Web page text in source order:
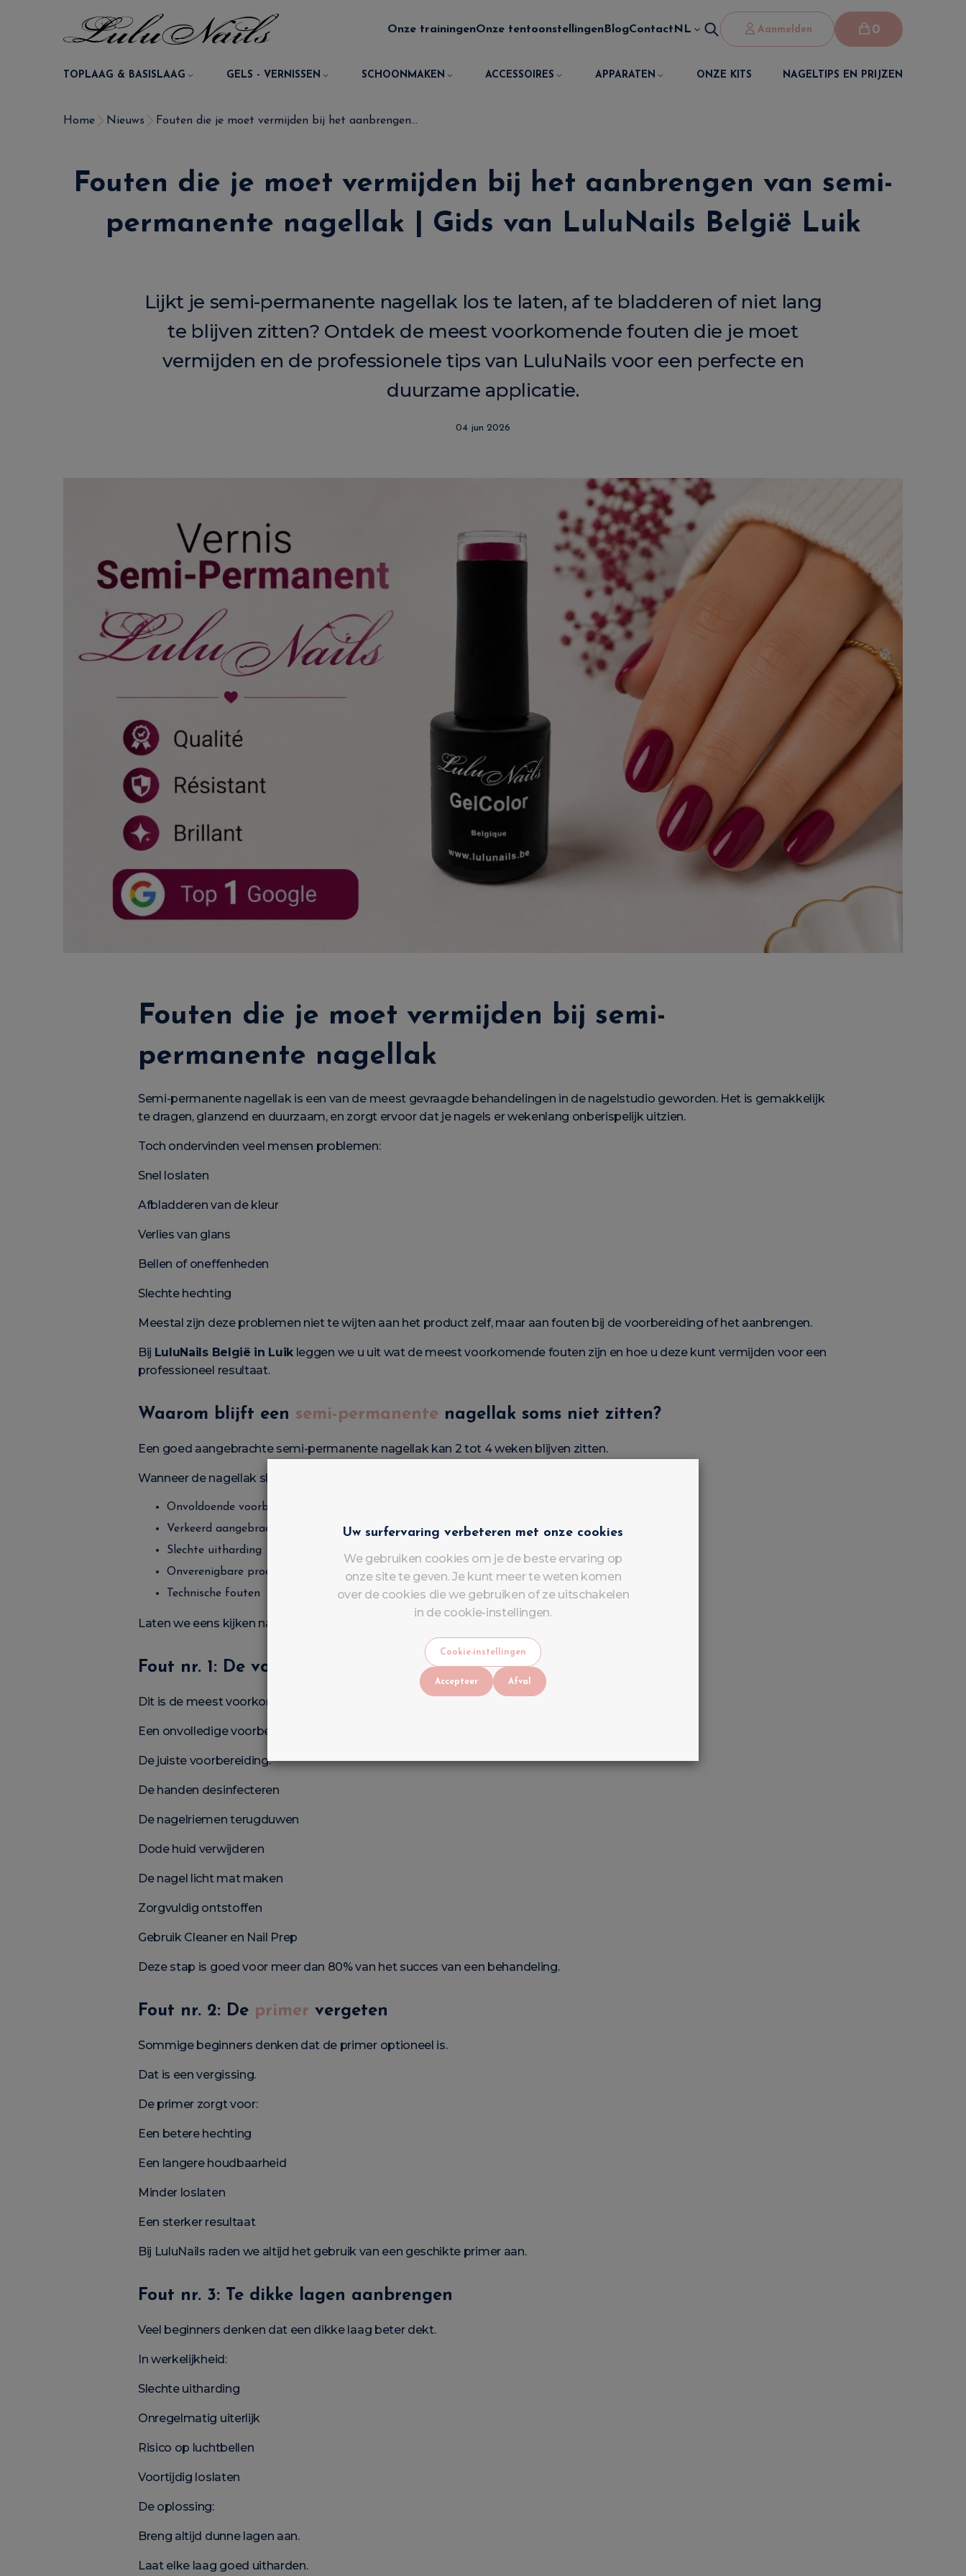
Onze trainingenOnze tentoonstellingen BlogContact NL Aanmelden 0
TOPLAAG & BASISLAAG GELS - VERNISSEN SCHOONMAKEN ACCESSOIRES APPARATEN ONZE KITS NAGELTIPS EN PRIJZEN
Home Nieuws Fouten die je moet vermijden bij het aanbrengen...
Fouten die je moet vermijden bij het aanbrengen van semi-
permanente nagellak | Gids van LuluNails België Luik
Lijkt je semi-permanente nagellak los te laten, af te bladderen of niet lang
te blijven zitten? Ontdek de meest voorkomende fouten die je moet
vermijden en de professionele tips van LuluNails voor een perfecte en
duurzame applicatie.
04 jun 2026
Fouten die je moet vermijden bij semi-
permanente nagellak
Semi-permanente nagellak is een van de meest gevraagde behandelingen in de nagelstudio geworden. Het is gemakkelijk
te dragen, glanzend en duurzaam, en zorgt ervoor dat je nagels er wekenlang onberispelijk uitzien.
Toch ondervinden veel mensen problemen:
Snel loslaten
Afbladderen van de kleur
Verlies van glans
Bellen of oneffenheden
Slechte hechting
Meestal zijn deze problemen niet te wijten aan het product zelf, maar aan fouten bij de voorbereiding of het aanbrengen.
Bij LuluNails België in Luik leggen we u uit wat de meest voorkomende fouten zijn en hoe u deze kunt vermijden voor een
professioneel resultaat.
Waarom blijft een semi-permanente nagellak soms niet zitten?
Een goed aangebrachte semi-permanente nagellak kan 2 tot 4 weken blijven zitten.
Wanneer de nagellak slecht blijft zitten, zijn de oorzaken meestal:
Onvoldoende voorbereiding
Verkeerd aangebrachte producten
Slechte uitharding
Onverenigbare producten
Technische fouten
Laten we eens kijken naar de belangrijkste fouten die u moet vermijden.
Fout nr. 1: De voorbereiding van de nagel verwaarlozen
Dit is de meest voorkomende fout.
Een onvolledige voorbereiding leidt bijna altijd tot loslaten.
De juiste voorbereiding:
De handen desinfecteren
De nagelriemen terugduwen
Dode huid verwijderen
De nagel licht mat maken
Zorgvuldig ontstoffen
Gebruik Cleaner en Nail Prep
Deze stap is goed voor meer dan 80% van het succes van een behandeling.
Fout nr. 2: De primer vergeten
Sommige beginners denken dat de primer optioneel is.
Dat is een vergissing.
De primer zorgt voor:
Een betere hechting
Een langere houdbaarheid
Minder loslaten
Een sterker resultaat
Bij LuluNails raden we altijd het gebruik van een geschikte primer aan.
Fout nr. 3: Te dikke lagen aanbrengen
Veel beginners denken dat een dikke laag beter dekt.
In werkelijkheid:
Slechte uitharding
Onregelmatig uiterlijk
Risico op luchtbellen
Voortijdig loslaten
De oplossing:
Breng altijd dunne lagen aan.
Laat elke laag goed uitharden.
Uw surfervaring verbeteren met onze cookies
We gebruiken cookies om je de beste ervaring op
onze site te geven. Je kunt meer te weten komen
over de cookies die we gebruiken of ze uitschakelen
in de cookie-instellingen.
Cookie-instellingen
Accepteer Afval